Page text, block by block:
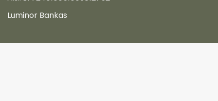
Luminor Bankas